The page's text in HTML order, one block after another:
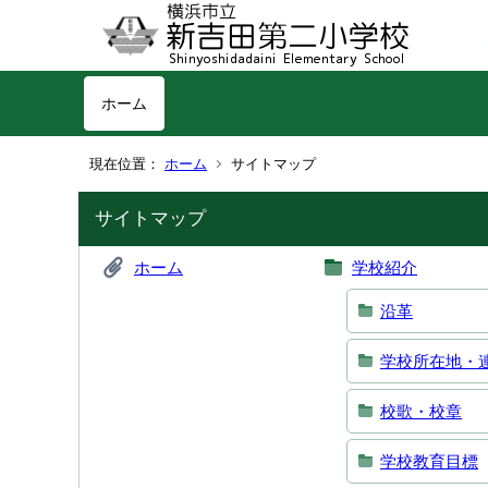
ホーム
現在位置： ホーム サイトマップ
サイトマップ
ホーム 学校紹介
沿革
学校所在地・
校歌・校章
学校教育目標